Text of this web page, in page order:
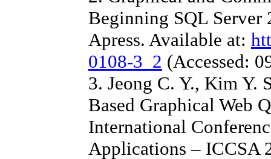
Beginning SQL Server
Apress. Available at:
0108-3_2 (Accessed:
3. Jeong C. Y., Kim
Based Graphical Web
International
Applications – ICCSA